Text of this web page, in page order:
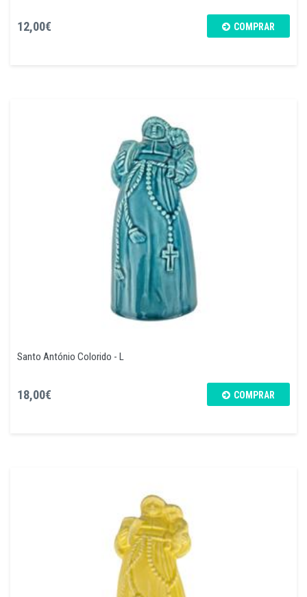
12,00€ COMPRAR
Santo António Colorido - L
18,00€ COMPRAR